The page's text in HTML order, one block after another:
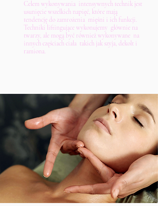
Celem wykonywania intensywnych technik jest
usunięcie wszelkich napięć, które mają
tendencję do zamrożenia mięśni i ich funkcji.
Techniki liftingujące wykonujemy głównie na
twarzy, ale mogą być również wykonywane na
innych częściach ciała takich jak szyja, dekolt i
ramiona.